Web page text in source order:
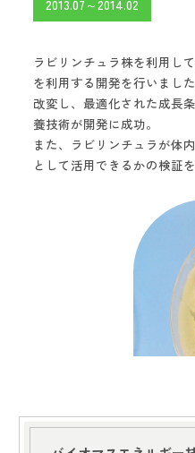
2013.07～2014.02
ラビリンチュラ株を利用し
を利用する開発を行いまし
改変し、最適化された成長
養技術が開発に成功。
また、ラビリンチュラが体
として活用できるかの検証